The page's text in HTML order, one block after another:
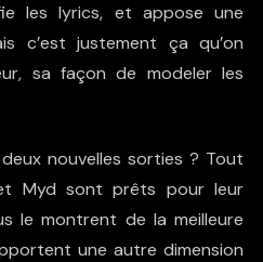
les lyrics, et appose une
c’est justement ça qu’on
sa façon de modeler les
nouvelles sorties ? Tout
Myd sont prêts pour leur
le montrent de la meilleure
une autre dimension